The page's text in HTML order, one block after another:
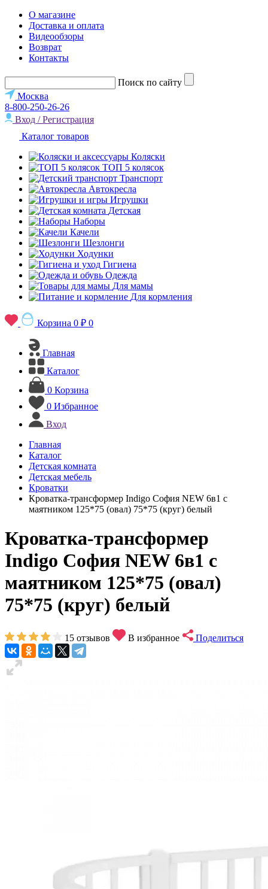
О магазине
Доставка и оплата
Видеообзоры
Возврат
Контакты
Поиск по сайту
Москва
8-800-250-26-26
Вход / Регистрация
Каталог товаров
Коляски
ТОП 5 колясок
Транспорт
Автокресла
Игрушки
Детская
Наборы
Качели
Шезлонги
Ходунки
Гигиена
Одежда
Для мамы
Для кормления
Корзина 0 ₽ 0
Главная
Каталог
0 Корзина
0 Избранное
Вход
Главная
Каталог
Детская комната
Детская мебель
Кроватки
Кроватка-трансформер Indigo София NEW 6в1 с
маятником 125*75 (овал) 75*75 (круг) белый
Кроватка-трансформер
Indigo София NEW 6в1 с
маятником 125*75 (овал)
75*75 (круг) белый
15 отзывов В избранное Поделиться